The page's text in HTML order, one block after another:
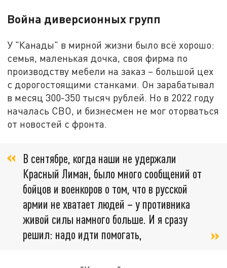
Война диверсионных групп
У "Канады" в мирной жизни было всё хорошо:
семья, маленькая дочка, своя фирма по
производству мебели на заказ – большой цех
с дорогостоящими станками. Он зарабатывал
в месяц 300-350 тысяч рублей. Но в 2022 году
началась СВО, и бизнесмен не мог оторваться
от новостей с фронта.
В сентябре, когда наши не удержали
Красный Лиман, было много сообщений от
бойцов и военкоров о том, что в русской
армии не хватает людей – у противника
живой силы намного больше. И я сразу
решил: надо идти помогать,